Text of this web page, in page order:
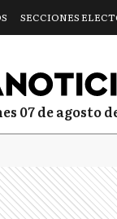
SECCIONES
07 de agosto